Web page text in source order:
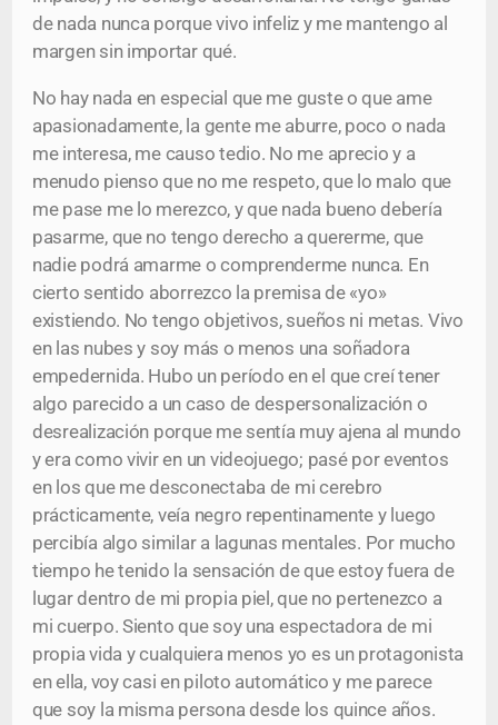
de nada nunca porque vivo infeliz y me mantengo al
margen sin importar qué.
No hay nada en especial que me guste o que ame
apasionadamente, la gente me aburre, poco o nada
me interesa, me causo tedio. No me aprecio y a
menudo pienso que no me respeto, que lo malo que
me pase me lo merezco, y que nada bueno debería
pasarme, que no tengo derecho a quererme, que
nadie podrá amarme o comprenderme nunca. En
cierto sentido aborrezco la premisa de «yo»
existiendo. No tengo objetivos, sueños ni metas. Vivo
en las nubes y soy más o menos una soñadora
empedernida. Hubo un período en el que creí tener
algo parecido a un caso de despersonalización o
desrealización porque me sentía muy ajena al mundo
y era como vivir en un videojuego; pasé por eventos
en los que me desconectaba de mi cerebro
prácticamente, veía negro repentinamente y luego
percibía algo similar a lagunas mentales. Por mucho
tiempo he tenido la sensación de que estoy fuera de
lugar dentro de mi propia piel, que no pertenezco a
mi cuerpo. Siento que soy una espectadora de mi
propia vida y cualquiera menos yo es un protagonista
en ella, voy casi en piloto automático y me parece
que soy la misma persona desde los quince años.